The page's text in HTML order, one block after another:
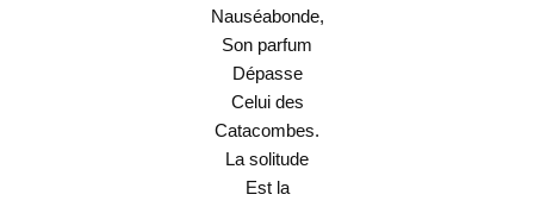
Nauséabonde,
Son parfum
Dépasse
Celui des
Catacombes.
La solitude
Est la